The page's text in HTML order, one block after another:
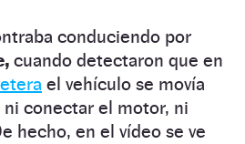
conduciendo por
cuando detectaron que en
el vehículo se movía
conectar el motor, ni
hecho, en el vídeo se ve